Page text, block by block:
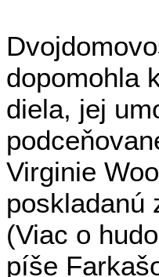
dopomohla
diela, jej
Virginie
poskladanú
(Viac o
píše